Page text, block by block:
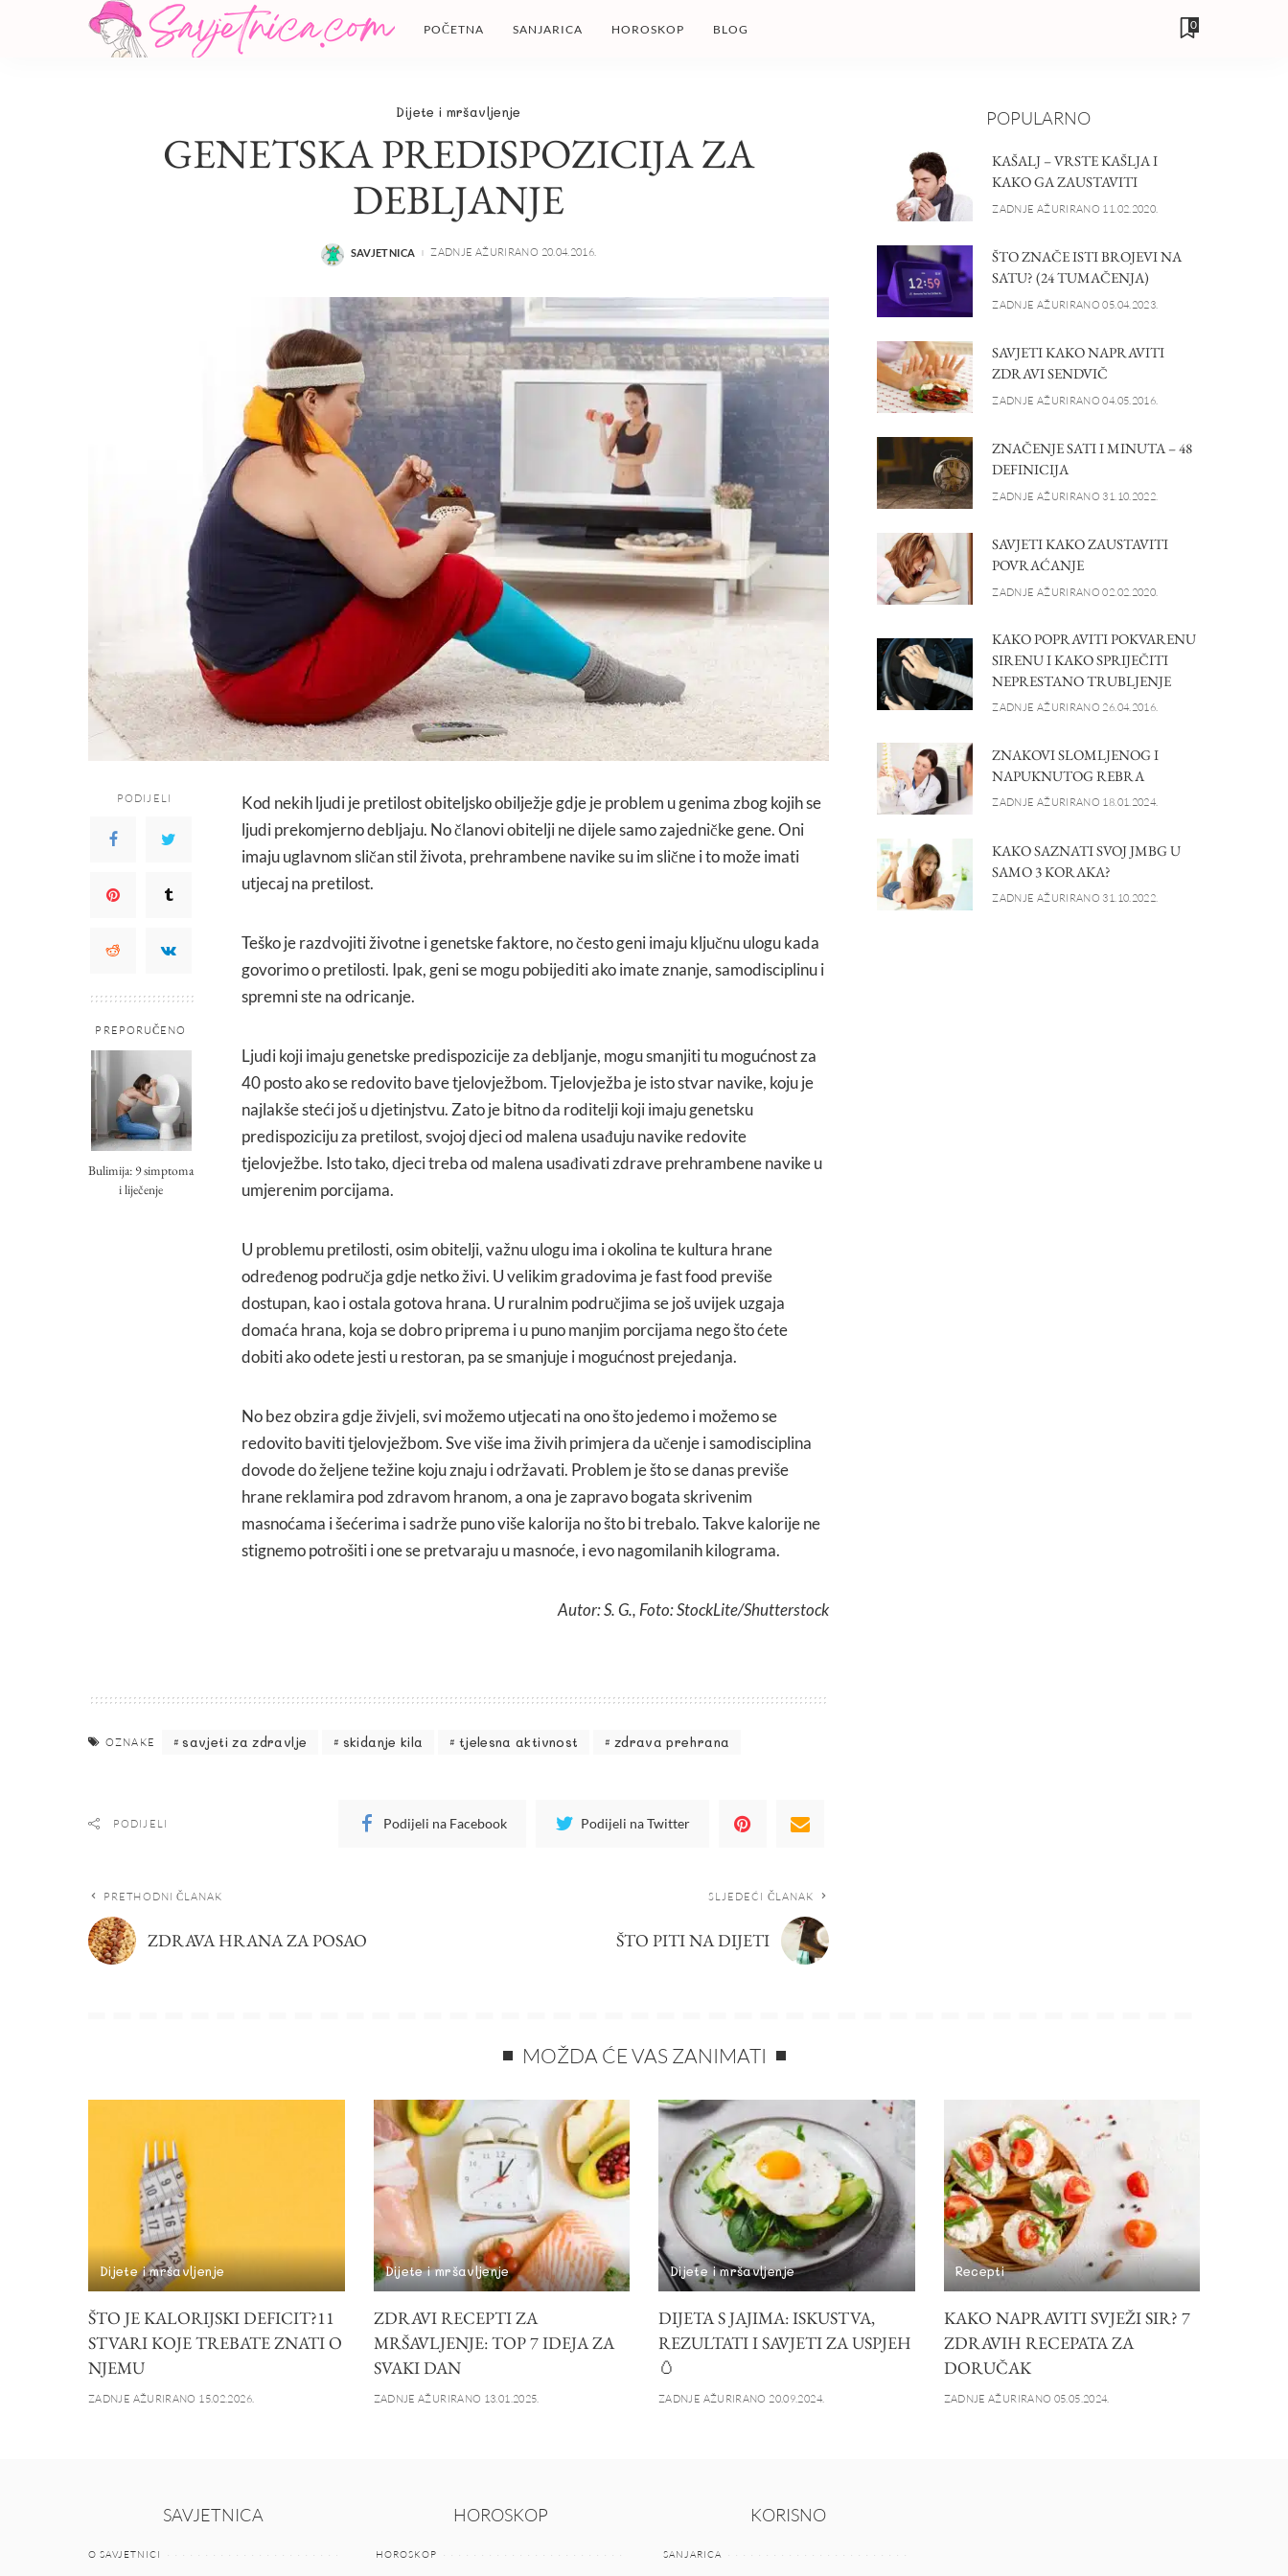
POČETNA SANJARICA HOROSKOP BLOG 0
Dijete i mršavljenje
GENETSKA PREDISPOZICIJA ZA
DEBLJANJE
POSTED
SAVJETNICA ZADNJE AŽURIRANO 20.04.2016.
PODIJELI
PREPORUČENO
Bulimija: 9 simptoma
i liječenje
Kod nekih ljudi je pretilost obiteljsko obilježje gdje je problem u genima zbog kojih se
ljudi prekomjerno debljaju. No članovi obitelji ne dijele samo zajedničke gene. Oni
imaju uglavnom sličan stil života, prehrambene navike su im slične i to može imati
utjecaj na pretilost.
Teško je razdvojiti životne i genetske faktore, no često geni imaju ključnu ulogu kada
govorimo o pretilosti. Ipak, geni se mogu pobijediti ako imate znanje, samodisciplinu i
spremni ste na odricanje.
Ljudi koji imaju genetske predispozicije za debljanje, mogu smanjiti tu mogućnost za
40 posto ako se redovito bave tjelovježbom. Tjelovježba je isto stvar navike, koju je
najlakše steći još u djetinjstvu. Zato je bitno da roditelji koji imaju genetsku
predispoziciju za pretilost, svojoj djeci od malena usađuju navike redovite
tjelovježbe. Isto tako, djeci treba od malena usađivati zdrave prehrambene navike u
umjerenim porcijama.
U problemu pretilosti, osim obitelji, važnu ulogu ima i okolina te kultura hrane
određenog područja gdje netko živi. U velikim gradovima je fast food previše
dostupan, kao i ostala gotova hrana. U ruralnim područjima se još uvijek uzgaja
domaća hrana, koja se dobro priprema i u puno manjim porcijama nego što ćete
dobiti ako odete jesti u restoran, pa se smanjuje i mogućnost prejedanja.
No bez obzira gdje živjeli, svi možemo utjecati na ono što jedemo i možemo se
redovito baviti tjelovježbom. Sve više ima živih primjera da učenje i samodisciplina
dovode do željene težine koju znaju i održavati. Problem je što se danas previše
hrane reklamira pod zdravom hranom, a ona je zapravo bogata skrivenim
masnoćama i šećerima i sadrže puno više kalorija no što bi trebalo. Takve kalorije ne
stignemo potrošiti i one se pretvaraju u masnoće, i evo nagomilanih kilograma.
Autor: S. G., Foto: StockLite/Shutterstock
OZNAKE savjeti za zdravlje skidanje kila tjelesna aktivnost zdrava prehrana
PODIJELI Podijeli na Facebook Podijeli na Twitter
PRETHODNI ČLANAK
ZDRAVA HRANA ZA POSAO
SLJEDEĆI ČLANAK
ŠTO PITI NA DIJETI
POPULARNO
KAŠALJ – VRSTE KAŠLJA I
KAKO GA ZAUSTAVITI
ZADNJE AŽURIRANO 11.02.2020.
ŠTO ZNAČE ISTI BROJEVI NA
SATU? (24 TUMAČENJA)
ZADNJE AŽURIRANO 05.04.2023.
SAVJETI KAKO NAPRAVITI
ZDRAVI SENDVIČ
ZADNJE AŽURIRANO 04.05.2016.
ZNAČENJE SATI I MINUTA – 48
DEFINICIJA
ZADNJE AŽURIRANO 31.10.2022.
SAVJETI KAKO ZAUSTAVITI
POVRAĆANJE
ZADNJE AŽURIRANO 02.02.2020.
KAKO POPRAVITI POKVARENU
SIRENU I KAKO SPRIJEČITI
NEPRESTANO TRUBLJENJE
ZADNJE AŽURIRANO 26.04.2016.
ZNAKOVI SLOMLJENOG I
NAPUKNUTOG REBRA
ZADNJE AŽURIRANO 18.01.2024.
KAKO SAZNATI SVOJ JMBG U
SAMO 3 KORAKA?
ZADNJE AŽURIRANO 31.10.2022.
MOŽDA ĆE VAS ZANIMATI
Dijete i mršavljenje
ŠTO JE KALORIJSKI DEFICIT?11
STVARI KOJE TREBATE ZNATI O
NJEMU
ZADNJE AŽURIRANO 15.02.2026.
Dijete i mršavljenje
ZDRAVI RECEPTI ZA
MRŠAVLJENJE: TOP 7 IDEJA ZA
SVAKI DAN
ZADNJE AŽURIRANO 13.01.2025.
Dijete i mršavljenje
DIJETA S JAJIMA: ISKUSTVA,
REZULTATI I SAVJETI ZA USPJEH
🥚
ZADNJE AŽURIRANO 20.09.2024.
Recepti
KAKO NAPRAVITI SVJEŽI SIR? 7
ZDRAVIH RECEPATA ZA
DORUČAK
ZADNJE AŽURIRANO 05.05.2024.
SAVJETNICA
O SAVJETNICI
HOROSKOP
HOROSKOP
KORISNO
SANJARICA